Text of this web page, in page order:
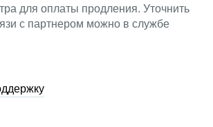
для оплаты продления. Уточнить
с партнером можно в службе